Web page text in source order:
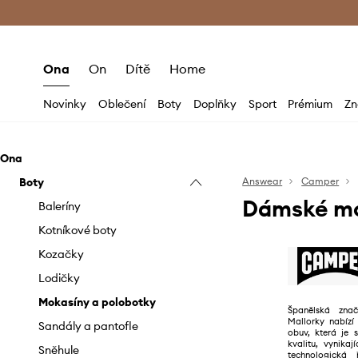
Doručení a
Ona On Dítě Home
Novinky Oblečení Boty Doplňky Sport Prémium
Ona
Boty
Baleríny
Kotníkové boty
Kozačky
Lodičky
Mokasíny a polobotky
Sandály a pantofle
Sněhule
Answear Camper
Dámské
Španělská
Mallorky
obuv, která je
kvalitu,
technologická